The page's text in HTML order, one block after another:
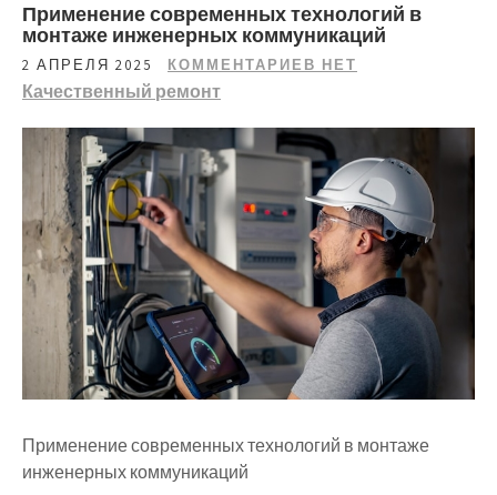
Применение современных технологий в
монтаже инженерных коммуникаций
2 АПРЕЛЯ 2025 КОММЕНТАРИЕВ НЕТ
Качественный ремонт
Применение современных технологий в монтаже
инженерных коммуникаций